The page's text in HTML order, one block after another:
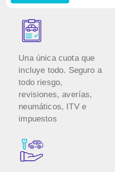
Una única cuota que
incluye todo. Seguro a
todo riesgo,
revisiones, averías,
neumáticos, ITV e
impuestos